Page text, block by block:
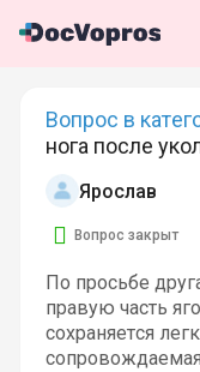
Вопрос в
нога после
Ярослав
Вопрос закрыт
По просьбе
правую часть
сохраняется